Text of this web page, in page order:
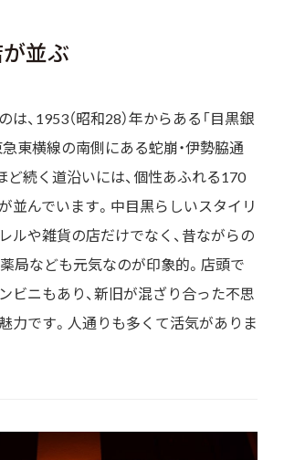
並ぶ
は、1953（昭和28）年からある「目黒銀
急東横線の南側にある蛇崩・伊勢脇通
ど続く道沿いには、個性あふれる170
並んでいます。中目黒らしいスタイリ
ルや雑貨の店だけでなく、昔ながらの
薬局なども元気なのが印象的。店頭で
ビニもあり、新旧が混ざり合った不思
力です。人通りも多くて活気がありま